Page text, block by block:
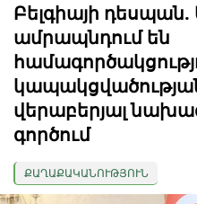
Բելգիայի
ամրապնդում են
վերաբերյալ
գործում
ՔԱՂԱՔԱԿԱՆՈՒԹՅՈՒՆ